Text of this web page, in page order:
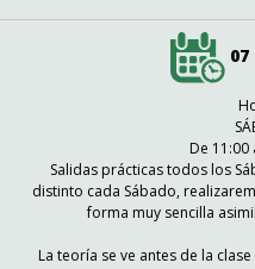
De 11:00
Salidas prácticas todos los
distinto cada Sábado,
forma muy sencilla
La teoría se ve antes de la